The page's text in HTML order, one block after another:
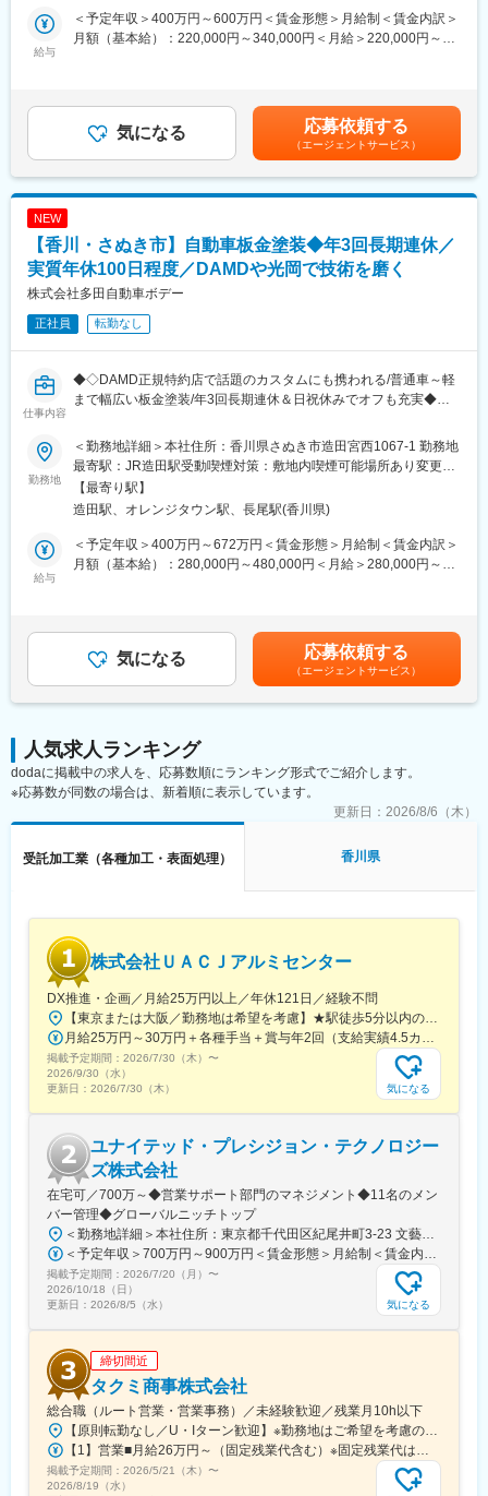
します。
■業務詳細：
◇ほとんどの案件が建設会社や行政、施主からの依頼による反響
調査、見積書作成等の事務処理、施工スケジュール管理などを、
デザイン部門や製造部門と連携して行って頂きます。
◇営業エリアは四国4県です。
■入社後の教育体制について：
入社後は他部署も含めて2週間ほど現場研修を受けて頂き、まずは
その後は配属部署にて、先輩社員や上長がOJTにて簡単な業務か
ら実際に業務を行いながら覚えていただき、一人立ちを目指しま
す。
その他にも、必要に応じて外部研修に参加頂いたり、業務に必要
キスト含め会社費用でサポートします。
に励んでいるサイン会社です。
当社はサインと建築金物の分野において、精度の高い製品づくり
を目標に、企画から始まり設備面でもシステム化を推し進め、製
その範囲を広げていますが、社名の通り一台の箔押し機からスタ
ートしたときの創業者の信念「真心の商品」「アイデア勝負」
と、製品への原理原則は今後も大切に守り続けています。
給与
＜予定年収＞400万円～600万円＜賃金形態＞月給制＜賃金内訳＞
月額（基本給）：220,000円～340,000円＜月給＞220,000円～
金額であり、選考を通じて上下する可能性があります。月給(月額)
は固定手当を含めた表記です。
気になる 応募依頼する
（エージェントサービス）
NEW
【香川・さぬき市】自動車板金塗装◆年3回長期連休／
実質年休100日程度／DAMDや光岡で技術を磨く
株式会社多田自動車ボデー
正社員 転勤なし
仕事内容
◆◇DAMD正規特約店で話題のカスタムにも携われる/普通車～軽
まで幅広い板金塗装/年3回長期連休＆日祝休みでオフも充実◆◇
■おすすめPOINT ＼技術をしっかり評価×幅広い車種でスキルUP
／
・人気エアロメーカー「DAMD」の正規特約店として、カスタム
カーづくりにも関われる環境です◎
・自社工場で普通車・軽自動車まで幅広く対応し、受注好調で事
業は安定成長中！
・日曜・祝日＋隔週土曜休み、年3回の長期連休あり。2025年お
自社工場にて自動車（普通車・軽自動車）の板金・塗装をお任せ
します。
1日あたり2～4台程度の案件を、5名の板金塗装チームで分担して
・下地処理、マスキング、調色、吹き付け塗装
・乾燥後の研磨・仕上げ など
基本は工場内作業で、集中して技術を磨ける環境です。顧客対応
■働き方・職場環境：
工程や難度に応じて仕事をお任せします。
め込みはしない方針です。
・工場には7名が在籍（うち女性2名、パート1名）で、社長とも
フラットに話せる風通しの良さが魅力◎ 仕事終わりに釣りや食事
に行くなど、和やかな雰囲気です。
■キャリア・評価：
・板金・塗装の分業だけでなく、希望に応じて工程を広げたり、
カスタム案件にチャレンジすることも可能◎
・外国籍の方も活躍できる体制を整備中で、多様なメンバーと一
緒に働けます。
■休日・休暇：
・年間休日85日＋指定休15日で、実質年間100日程度のお休みが
あります。
・年3回の長期連休（GW・お盆・年末年始）で、ON/OFFのメリ
ハリをつけて働けます◎
まずは職場見学も歓迎！「工場の雰囲気を見てから決めたい」と
変更の範囲：会社の定める業務
勤務地
＜勤務地詳細＞本社住所：香川県さぬき市造田宮西1067-1 勤務地
最寄駅：JR造田駅受動喫煙対策：敷地内喫煙可能場所あり変更の
範囲：会社の定める事業所
【最寄り駅】
造田駅、オレンジタウン駅、長尾駅(香川県)
給与
＜予定年収＞400万円～672万円＜賃金形態＞月給制＜賃金内訳＞
月額（基本給）：280,000円～480,000円＜月給＞280,000円～
績）・昇給金額／昇給率：1.10％～3.60％（前年度実績）賃金は
あくまでも目安の金額であり、選考を通じて上下する可能性があ
ります。月給(月額)は固定手当を含めた表記です。
気になる 応募依頼する
（エージェントサービス）
人気求人ランキング
dodaに掲載中の求人を、応募数順にランキング形式でご紹介します。
※応募数が同数の場合は、新着順に表示しています。
更新日： 2026/8/6（木）
受託加工業（各種加工・表面処理） 香川県
株式会社ＵＡＣＪアルミセンター
DX推進・企画／月給25万円以上／年休121日／経験不問
【東京または大阪／勤務地は希望を考慮】★駅徒歩5分以内のオフィス■東京都港区浜松町1-10-17 KOYO BUILDING＜アクセス＞・JR山手線、京浜東北線「浜松町駅」より徒歩5分・都営地下鉄三田線「御成門駅」より徒歩5分■大阪府大阪市淀川区宮原4丁目1番6号 アクロス新大阪ビル＜アクセス＞・Osaka Metro御堂筋線「新大阪駅」2番・4番出口より徒歩3分・JR各線「新大阪駅」西口より徒歩7分※入社から半年程度は、東京での研修・業務となる可能性があります※受動喫煙対策：あり（執務エリア・会議室等は禁煙、屋内喫煙可能スペースあり）
月給25万円～30万円＋各種手当＋賞与年2回（支給実績4.5カ月分）※スキル・経験を考慮の上、当社規定により決定します※時間外手当は別途全額支給
掲載予定期間： 2026/7/30（木） 〜
2026/9/30（水）
更新日： 2026/7/30（木） 気になる
ユナイテッド・プレシジョン・テクノロジー
ズ株式会社
在宅可／700万～◆営業サポート部門のマネジメント◆11名のメン
バー管理◆グローバルニッチトップ
＜勤務地詳細＞本社住所：東京都千代田区紀尾井町3-23 文藝春秋新館3F勤務地最寄駅：東京メトロ有楽町線／麹町駅受動喫煙対策：屋内全面禁煙変更の範囲：会社の定める事業所（リモートワーク含む）
＜予定年収＞700万円～900万円＜賃金形態＞月給制＜賃金内訳＞月額（基本給）：366,000円～465,000円固定残業手当/月：90,000円～114,000円（固定残業時間30時間0分/月）超過した時間外労働の残業手当は追加支給＜月給＞456,000円～579,000円（一律手当を含む）＜昇給有無＞有＜残業手当＞有＜給与補足＞※経験・年齢・能力を考慮の上、当社規定に基づき決定■昇格：年1回■賞与：年2回（6月・12月）賃金はあくまでも目安の金額であり、選考を通じて上下する可能性があります。月給(月額)は固定手当を含めた表記です。
掲載予定期間： 2026/7/20（月） 〜
2026/10/18（日）
更新日： 2026/8/5（水） 気になる
締切間近
タクミ商事株式会社
総合職（ルート営業・営業事務）／未経験歓迎／残業月10h以下
【原則転勤なし／U・Iターン歓迎】※勤務地はご希望を考慮の上、決定します。※U・Iターン支援あり。※勤務地によってはマイカー通勤が可能です。→福山営業所は可能。宇都宮営業所は要相談。■営業の募集拠点・本社（海外赴任要員の採用）※英語スキルを活かすことができます！・新宿支店・上尾支店・大阪支店・宇都宮営業所・高崎営業所・厚木営業所・福山営業所・福岡営業所■営業事務の募集拠点・本社（海外部）※英語スキルを活かすことができます！・新宿支店・上尾支店・宇都宮営業所■物流事務の募集拠点・所沢物流センター・伊勢原センター※受動喫煙対策：敷地内喫煙可能場所あり※上記拠点の募集は充足になる可能性がございます
【1】営業■月給26万円～（固定残業代含む）※固定残業代は、時間外労働の有無に関わらず22.5時間～27.5時間分、一律月4万円を支給（社内では「営業手当」の名称で支給しています）※上記を超える時間外労働分は追加で支給※経験・年齢・能力を考慮の上、決定いたします。【2】事務■月給22万円～※事務は固定残業代の適用なし※残業代は別途全額支給※経験・年齢・能力を考慮の上、決定いたします。
掲載予定期間： 2026/5/21（木） 〜
2026/8/19（水）